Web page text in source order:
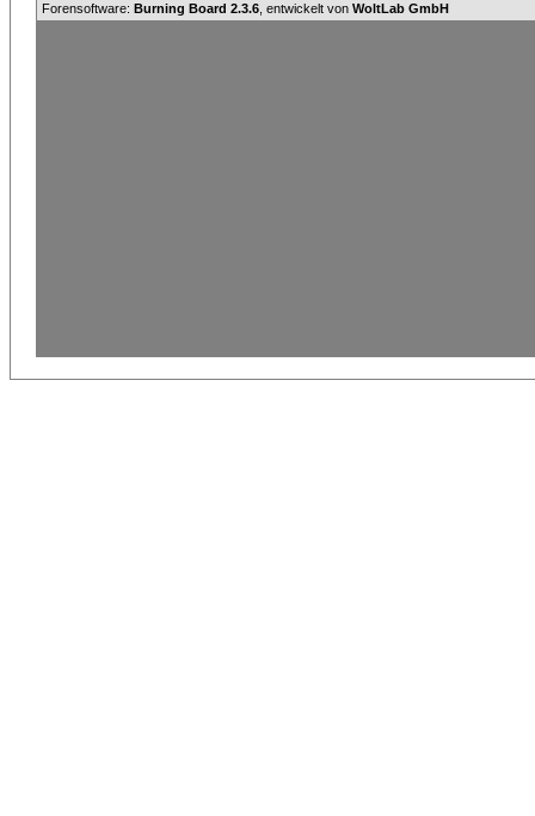
Forensoftware: Burning Board 2.3.6 , entwickelt von WoltLab GmbH